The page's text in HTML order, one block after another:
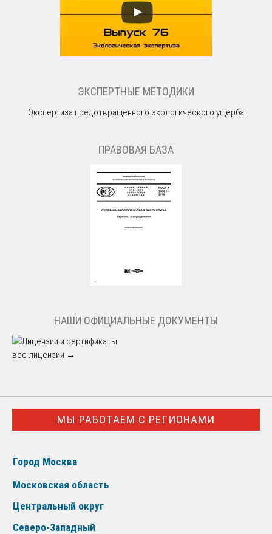
ЭКСПЕРТНЫЕ МЕТОДИКИ
Экспертиза предотвращенного экологического ущерба
ПРАВОВАЯ БАЗА
НАШИ ОФИЦИАЛЬНЫЕ ДОКУМЕНТЫ
все лицензии →
МЫ РАБОТАЕМ С РЕГИОНАМИ
Город Москва
Московская область
Центральный округ
Северо-Западный